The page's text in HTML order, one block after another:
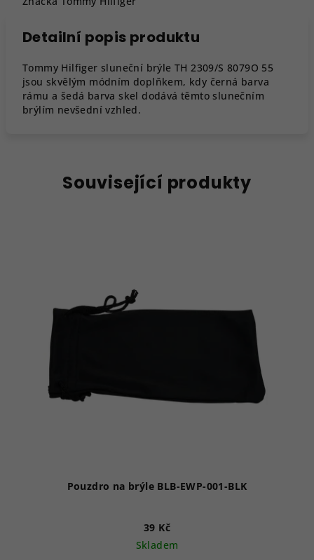
Detailní popis produktu
Tommy Hilfiger sluneční brýle TH 2309/S 8079O 55
jsou skvělým módním doplňkem, kdy černá barva
rámu a šedá barva skel dodává těmto slunečním
brýlím nevšední vzhled.
Související produkty
Pouzdro na brýle BLB-EWP-001-BLK
39 Kč
Skladem